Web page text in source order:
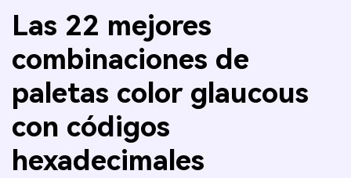
Las 22 mejores
combinaciones de
paletas color glaucous
con códigos
hexadecimales